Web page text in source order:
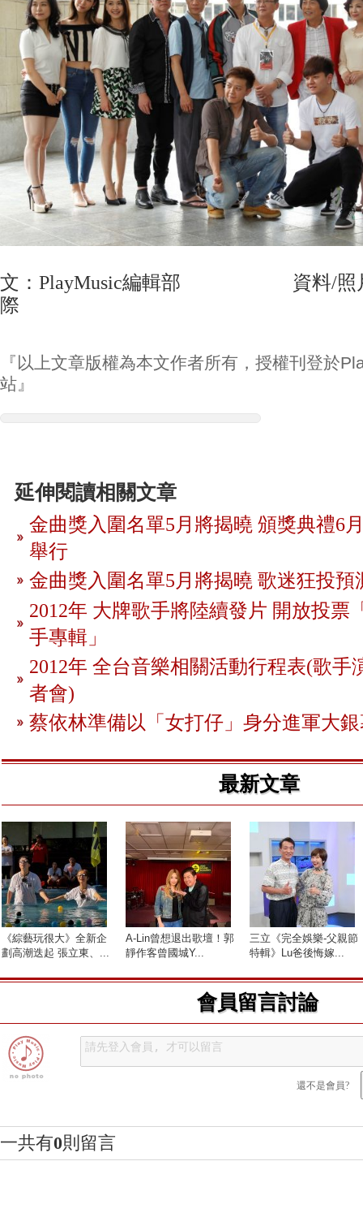
文：PlayMusic編輯部 資料/照片/
際
『以上文章版權為本文作者所有，授權刊登於
站』
延伸閱讀相關文章
金曲獎入圍名單5月將揭曉 頒獎典禮6
舉行
金曲獎入圍名單5月將揭曉 歌迷狂投預
2012年 大牌歌手將陸續發片 開放投票
手專輯」
2012年 全台音樂相關活動行程表(歌手
者會)
蔡依林準備以「女打仔」身分進軍大
最新文章
《綜藝玩很大》全新企
劃高潮迭起 張立東、...
A-Lin曾想退出歌壇！郭
靜作客曾國城Y...
三立《完全娛樂-父親節
特輯》Lu爸後悔嫁...
會員留言討論
還不是會員?
一共有0則留言